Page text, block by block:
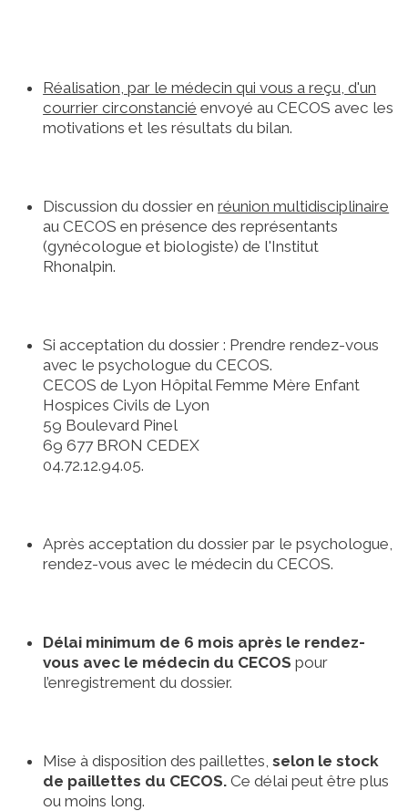
Réalisation, par le médecin qui vous a reçu, d'un
courrier circonstancié envoyé au CECOS avec les
motivations et les résultats du bilan.
Discussion du dossier enréunion multidisciplinaire
au CECOS en présence des représentants
(gynécologue et biologiste) de l'Institut
Rhonalpin.
Si acceptation du dossier : Prendre rendez-vous
avec le psychologue du CECOS.
CECOS de Lyon Hôpital Femme Mère Enfant
Hospices Civils de Lyon
59 Boulevard Pinel
69 677 BRON CEDEX
04.72.12.94.05.
Après acceptation du dossier par le psychologue,
rendez-vous avec le médecin du CECOS.
Délai minimum de 6 mois après le rendez-
vous avec le médecin du CECOS pour
l’enregistrement du dossier.
Mise à disposition des paillettes,selon le stock
de paillettes du CECOS.Ce délai peut être plus
ou moins long.